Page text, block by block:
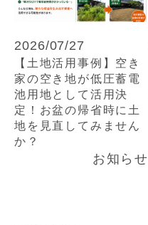
お知らせ
2026/07/27
【土地活用事例】空き
家の空き地が低圧蓄電
池用地として活用決
定！お盆の帰省時に土
地を見直してみません
か？